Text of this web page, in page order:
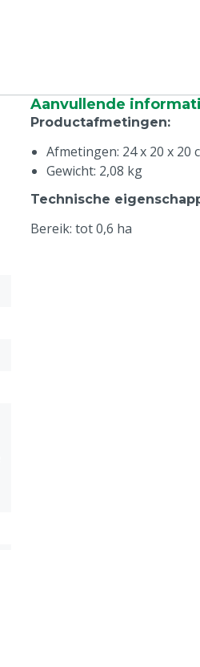
Aanvullende
Productafmetingen:
Afmetingen: 24 x 20 x 20
Gewicht: 2,08 kg
Technische
Bereik: tot 0,6 ha